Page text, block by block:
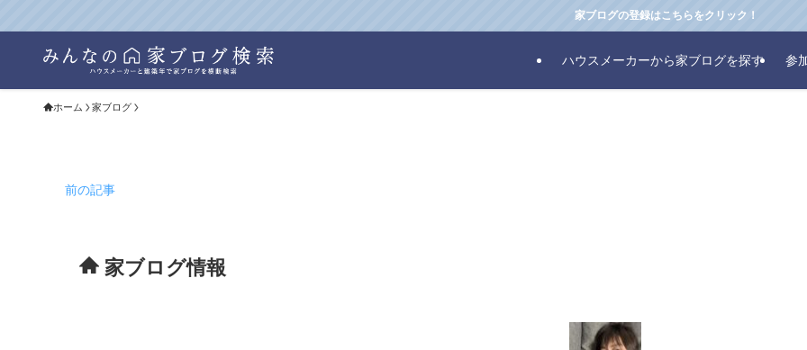
家ブログの登録はこちらをクリック！
ハウスメーカーから家ブログを探す 参
ホーム 家ブログ
前の記事
家ブログ情報